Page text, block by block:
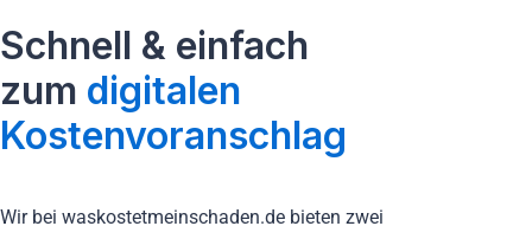
Schnell & einfach
zum digitalen
Kostenvoranschlag
Wir bei waskostetmeinschaden.de bieten zwei